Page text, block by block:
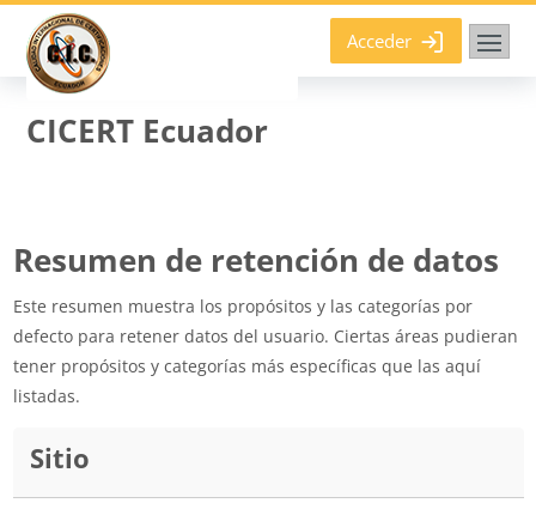
Salta al contenido principal
Acceder
CICERT Ecuador
Resumen de retención de datos
Este resumen muestra los propósitos y las categorías por
defecto para retener datos del usuario. Ciertas áreas pudieran
tener propósitos y categorías más específicas que las aquí
listadas.
Sitio